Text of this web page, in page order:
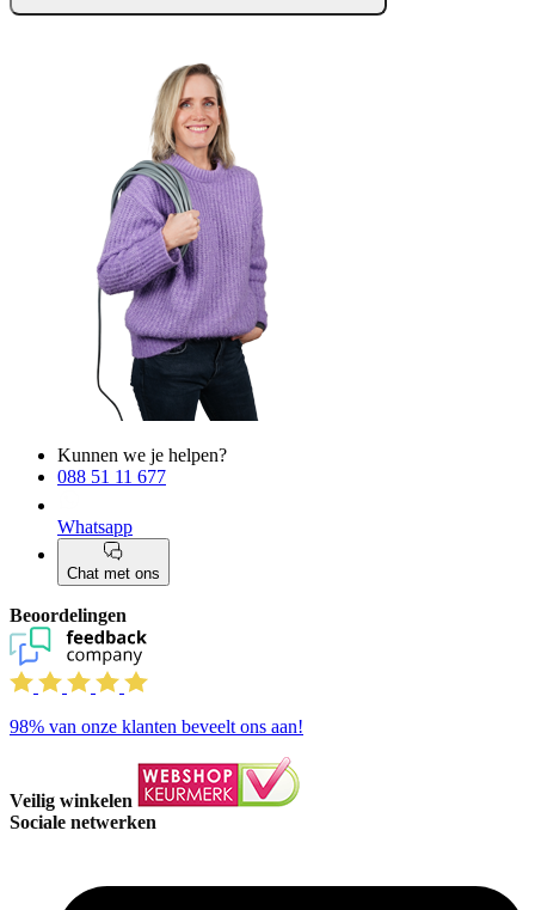
Kunnen we je helpen?
088 51 11 677
Whatsapp
Chat met ons
Beoordelingen
98% van onze klanten beveelt ons aan!
Veilig winkelen
Sociale netwerken